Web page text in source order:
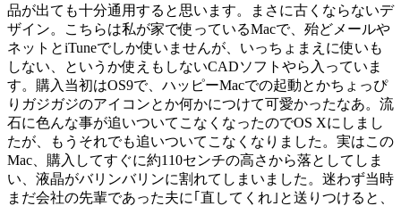
品が出ても十分通用すると思います。まさに古くならないデ
ザイン。こちらは私が家で使っているMacで、殆どメールや
ネットとiTuneでしか使いませんが、いっちょまえに使いも
しない、というか使えもしないCADソフトやら入っていま
す。購入当初はOS9で、ハッピーMacでの起動とかちょっぴ
りガジガジのアイコンとか何かにつけて可愛かったなあ。流
石に色んな事が追いついてこなくなったのでOS Xにしまし
たが、もうそれでも追いついてこなくなりました。実はこの
Mac、購入してすぐに約110センチの高さから落としてしま
い、液晶がバリンバリンに割れてしまいました。迷わず当時
まだ会社の先輩であった夫に｢直してくれ｣と送りつけると、